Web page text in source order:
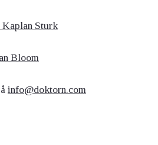
Kaplan Sturk
Bloom
info@doktorn.com